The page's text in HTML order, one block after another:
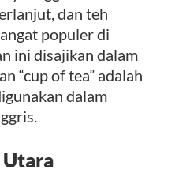
dan teh
populer di
ini disajikan dalam
“cup of tea” adalah
dalam